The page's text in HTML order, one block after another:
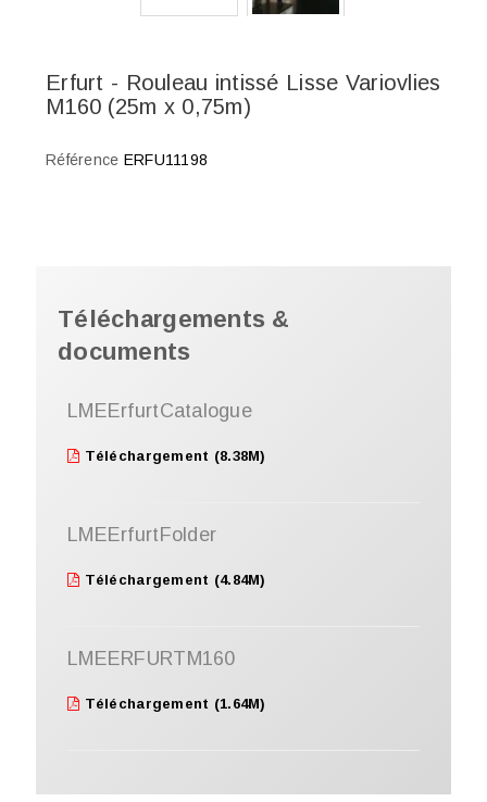
Erfurt - Rouleau intissé Lisse Variovlies
M160 (25m x 0,75m)
Référence ERFU11198
Téléchargements &
documents
LMEErfurtCatalogue
Téléchargement (8.38M)
LMEErfurtFolder
Téléchargement (4.84M)
LMEERFURTM160
Téléchargement (1.64M)